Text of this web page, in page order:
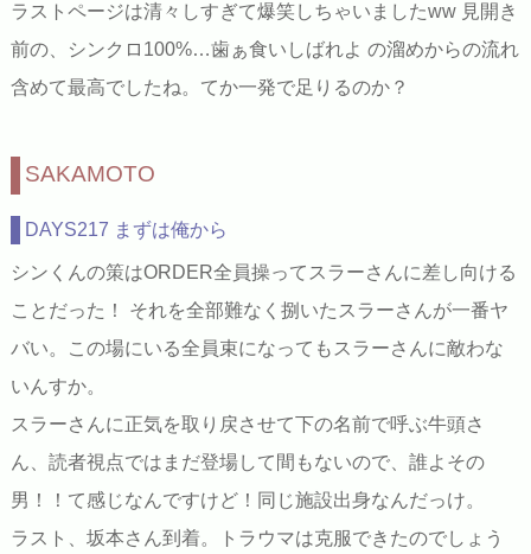
ラストページは清々しすぎて爆笑しちゃいましたww 見開き
前の、シンクロ100%…歯ぁ食いしばれよ の溜めからの流れ
含めて最高でしたね。てか一発で足りるのか？
SAKAMOTO
DAYS217 まずは俺から
シンくんの策はORDER全員操ってスラーさんに差し向ける
ことだった！ それを全部難なく捌いたスラーさんが一番ヤ
バい。この場にいる全員束になってもスラーさんに敵わな
いんすか。
スラーさんに正気を取り戻させて下の名前で呼ぶ牛頭さ
ん、読者視点ではまだ登場して間もないので、誰よその
男！！て感じなんですけど！同じ施設出身なんだっけ。
ラスト、坂本さん到着。トラウマは克服できたのでしょう